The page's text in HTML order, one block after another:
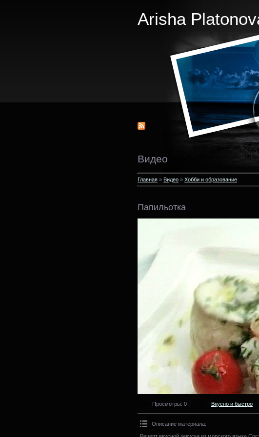
Arisha
Видео
Главная » Видео » Хобби и образование
Папильотка
Просмотры: 0 Вкусно и быстро
Описание материала:
Рецепт вкусной закуски из морского